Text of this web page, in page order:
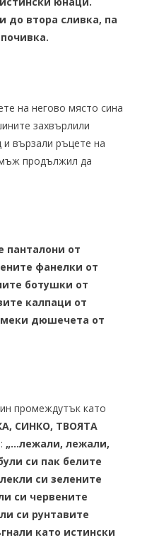
до втора сливка, па
на негово място сина
захвърлили
вързали ръцете на
продължил да
панталони от
фанелки от
ботушки от
калпаци от
меки дюшечета от
промеждутък като
СИНКО, ТВОЯТА
„…лежали, лежали,
си пак белите
си зелените
си червените
си рунтавите
като истински